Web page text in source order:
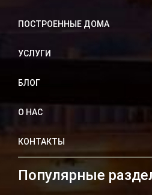
ПОСТРОЕННЫЕ ДОМА
УСЛУГИ
БЛОГ
О НАС
КОНТАКТЫ
Популярные